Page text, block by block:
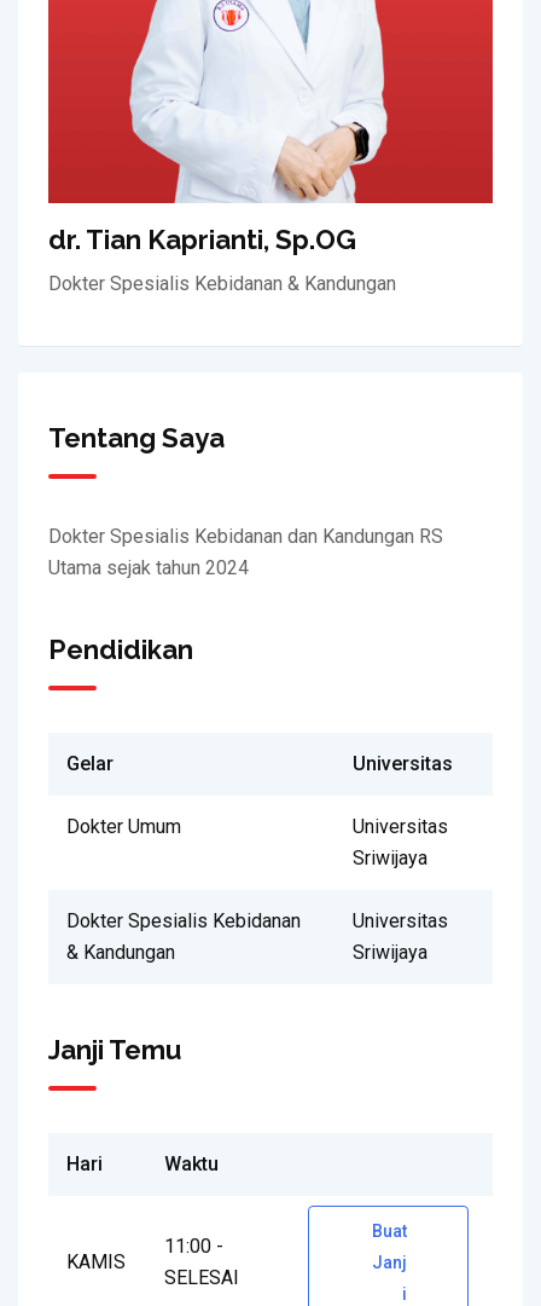
dr. Tian Kaprianti, Sp.OG
Dokter Spesialis Kebidanan & Kandungan
Tentang Saya
Dokter Spesialis Kebidanan dan Kandungan RS
Utama sejak tahun 2024
Pendidikan
Gelar Universitas
Dokter Umum
Universitas
Sriwijaya
Dokter Spesialis Kebidanan
& Kandungan
Universitas
Sriwijaya
Janji Temu
Hari Waktu
KAMIS
11:00 -
SELESAI
Buat
Janj
i